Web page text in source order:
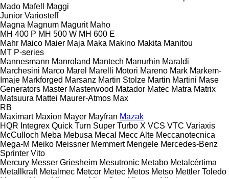
Mado Mafell
Maggi
Junior Variosteff
Magna Magnum Magurit Maho
MH 400 P MH 500 W MH 600 E
Mahr Maico Maier Maja Maka Makino Makita Manitou
MT P-series
Mannesmann Manroland Mantech Manurhin Maraldi
Marchesini Marco Marel Marelli Motori Mareno Mark Markem-
Imaje Markforged Marsanz Martin Stolze Martin Martini Mase
Generators Master Masterwood Matador Matec Matra Matrix
Matsuura Mattei Maurer-Atmos Max
RB
Maximart Maxion Mayer Mayfran Mazak
HQR Integrex Quick Turn Super Turbo X VCS VTC Variaxis
McCulloch Meba Mebusa Mecal Mecc Alte Meccanotecnica
Mega-M Meiko Meissner Memmert Mengele Mercedes-Benz
Sprinter Vito
Mercury Messer Griesheim Mesutronic Metabo Metalcértima
Metallkraft Metalmec Metcor Metec Metos Metso Mettler Toledo